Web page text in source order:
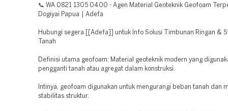
📞 WA 0821 1305 0400 - Agen Material Geoteknik Geofoam
Dogiyai Papua | Adefa
Hubungi segera [[Adefa]] untuk Info Solusi Timbunan Ringan &
Tanah
Definisi utama geofoam: Material geoteknik modern yang
pengganti tanah atau agregat dalam konstruksi.
Intinya, geofoam digunakan untuk mengurangi beban tanah dan
stabilitas struktur.